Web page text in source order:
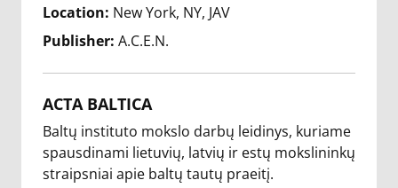
Location: New York, NY, JAV
Publisher: A.C.E.N.
ACTA BALTICA
Baltų instituto mokslo darbų leidinys, kuriame
spausdinami lietuvių, latvių ir estų mokslininkų
straipsniai apie baltų tautų praeitį.